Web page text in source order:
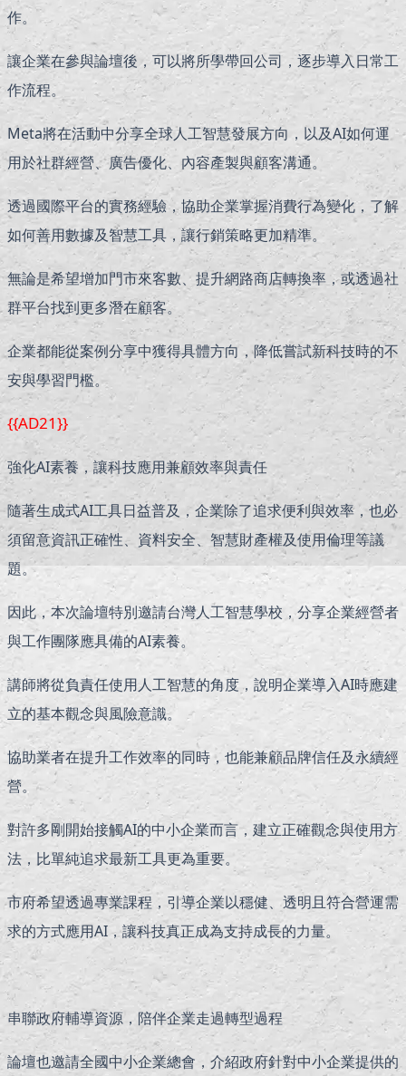
作。
讓企業在參與論壇後，可以將所學帶回公司，逐步導入日常工
作流程。
Meta將在活動中分享全球人工智慧發展方向，以及AI如何運
用於社群經營、廣告優化、內容產製與顧客溝通。
透過國際平台的實務經驗，協助企業掌握消費行為變化，了解
如何善用數據及智慧工具，讓行銷策略更加精準。
無論是希望增加門市來客數、提升網路商店轉換率，或透過社
群平台找到更多潛在顧客。
企業都能從案例分享中獲得具體方向，降低嘗試新科技時的不
安與學習門檻。
{{AD21}}
強化AI素養，讓科技應用兼顧效率與責任
隨著生成式AI工具日益普及，企業除了追求便利與效率，也必
須留意資訊正確性、資料安全、智慧財產權及使用倫理等議
題。
因此，本次論壇特別邀請台灣人工智慧學校，分享企業經營者
與工作團隊應具備的AI素養。
講師將從負責任使用人工智慧的角度，說明企業導入AI時應建
立的基本觀念與風險意識。
協助業者在提升工作效率的同時，也能兼顧品牌信任及永續經
營。
對許多剛開始接觸AI的中小企業而言，建立正確觀念與使用方
法，比單純追求最新工具更為重要。
市府希望透過專業課程，引導企業以穩健、透明且符合營運需
求的方式應用AI，讓科技真正成為支持成長的力量。
串聯政府輔導資源，陪伴企業走過轉型過程
論壇也邀請全國中小企業總會，介紹政府針對中小企業提供的